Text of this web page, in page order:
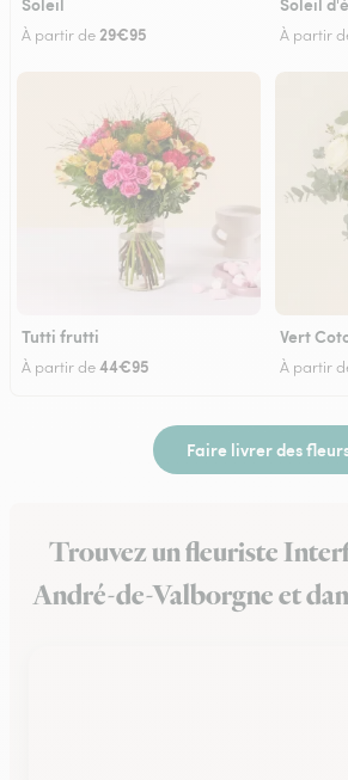
À partir de 29€95 À partir
Tutti frutti
À partir de44€95
Vert
À partir
Faire livrer des
Trouvez un fleuriste
André-de-Valborgne et